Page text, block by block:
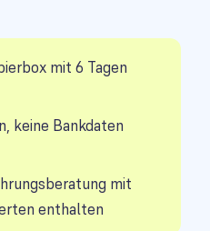
mit 6 Tagen
keine Bankdaten
mit
enthalten